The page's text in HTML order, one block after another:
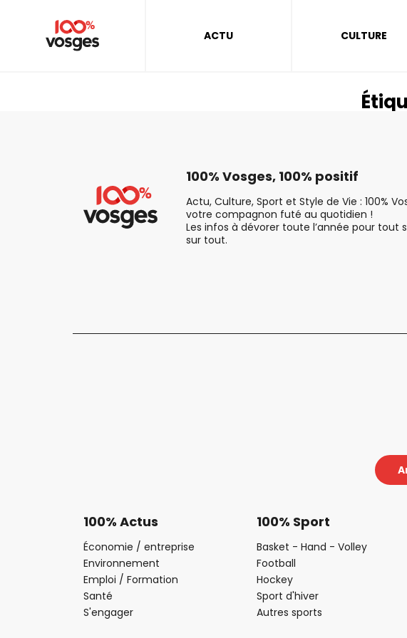
ACTU CULTURE
100% Vosges, 100% positif
Actu, Culture, Sport et Style de Vie : 100%
votre compagnon futé au quotidien !
Les infos à dévorer toute l’année pour tout
sur tout.
100% Actus
Économie / entreprise
Environnement
Emploi / Formation
Santé
S'engager
100% Sport
Basket - Hand - Volley
Football
Hockey
Sport d'hiver
Autres sports